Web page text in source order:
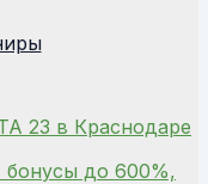
23 в Краснодаре
бонусы до 600%,